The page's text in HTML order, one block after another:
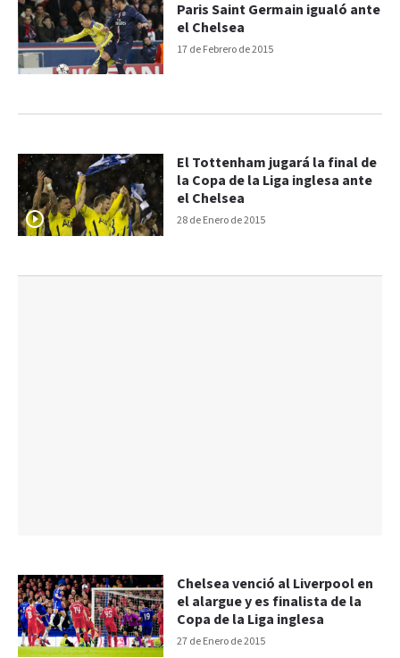
17 de Febrero de 2015
Paris Saint Germain igualó ante
el Chelsea
28 de Enero de 2015
El Tottenham jugará la final de
la Copa de la Liga inglesa ante
el Chelsea
27 de Enero de 2015
Chelsea venció al Liverpool en
el alargue y es finalista de la
Copa de la Liga inglesa